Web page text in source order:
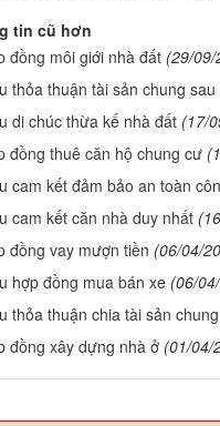
tin cũ hơn
đồng môi giới nhà đất (29/09/
thỏa thuận tài sản chung sau
di chúc thừa kế nhà đất (17/
đồng thuê căn hộ chung cư
cam kết đảm bảo an toàn
cam kết căn nhà duy nhất
đồng vay mượn tiền (06/04/
hợp đồng mua bán xe (06/
thỏa thuận chia tài sản
đồng xây dựng nhà ở (01/04/